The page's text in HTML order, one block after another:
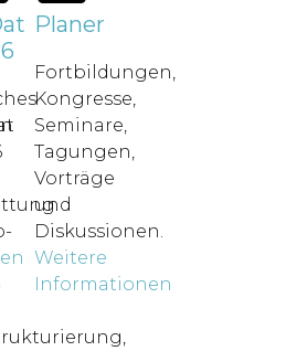
Planer
Fortbildungen,
Kongresse,
Seminare,
Tagungen,
Vorträge
und
Diskussionen.
Weitere
Informationen